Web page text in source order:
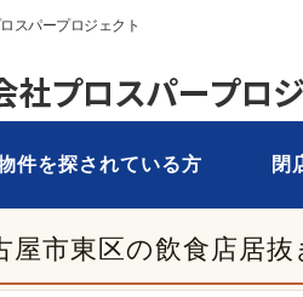
スパープロジェクト
件を探されている方 閉
屋市東区の飲食店居